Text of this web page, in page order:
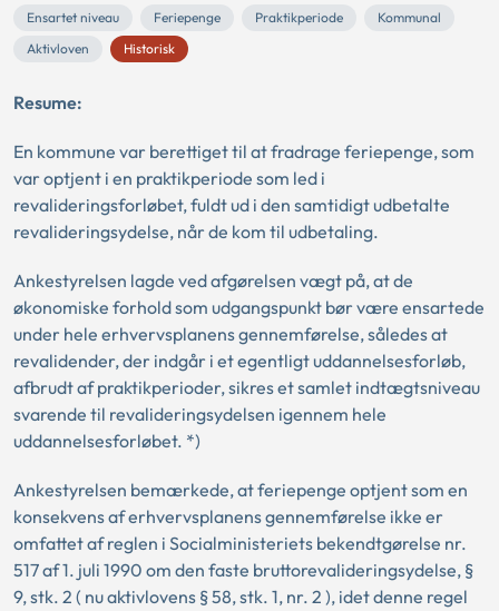
Ensartet niveau Feriepenge Praktikperiode
Kommunal
Aktivloven
Historisk
Resume:
En kommune var berettiget til at fradrage feriepenge, som
var optjent i en praktikperiode som led i
revalideringsforløbet, fuldt ud i den samtidigt udbetalte
revalideringsydelse, når de kom til udbetaling.
Ankestyrelsen lagde ved afgørelsen vægt på, at de
økonomiske forhold som udgangspunkt bør være ensartede
under hele erhvervsplanens gennemførelse, således at
revalidender, der indgår i et egentligt uddannelsesforløb,
afbrudt af praktikperioder, sikres et samlet indtægtsniveau
svarende til revalideringsydelsen igennem hele
uddannelsesforløbet. *)
Ankestyrelsen bemærkede, at feriepenge optjent som en
konsekvens af erhvervsplanens gennemførelse ikke er
omfattet af reglen i Socialministeriets bekendtgørelse nr.
517 af 1. juli 1990 om den faste bruttorevalideringsydelse, §
9, stk. 2 ( nu aktivlovens § 58, stk. 1, nr. 2 ), idet denne regel